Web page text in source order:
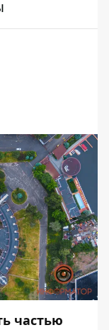
частью